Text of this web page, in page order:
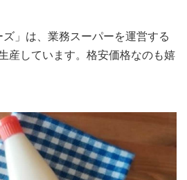
ズ」は、業務スーパーを運営する
産しています。格安価格なのも嬉